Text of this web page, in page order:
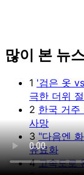
많이 본 뉴
1 '검은 옷
극한 더위
2 한국 거주
사망
3 "다음엔
유료화
4 고속도로